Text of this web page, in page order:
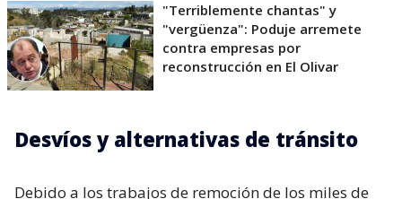
"Terriblemente chantas" y
"vergüenza": Poduje arremete
contra empresas por
reconstrucción en El Olivar
Desvíos y alternativas de tránsito
Debido a los trabajos de remoción de los miles de